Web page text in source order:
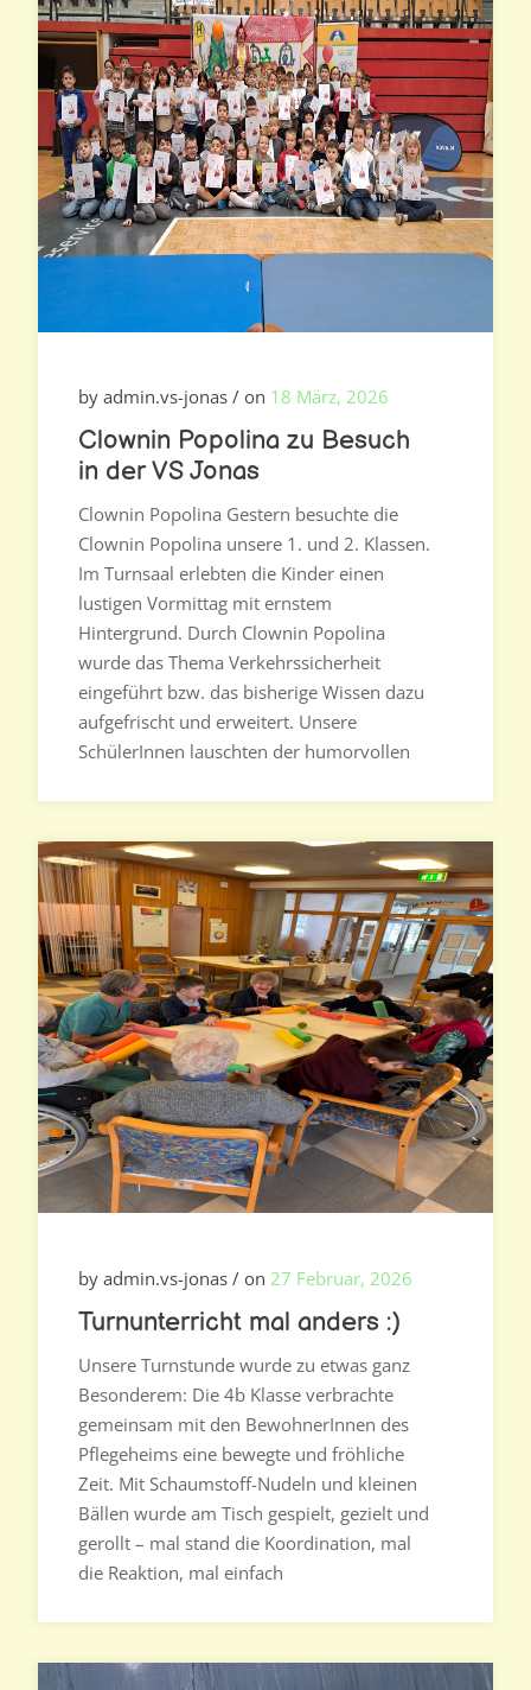
by admin.vs-jonas / on 18 März, 2026
Clownin Popolina zu Besuch
in der VS Jonas
Clownin Popolina Gestern besuchte die
Clownin Popolina unsere 1. und 2. Klassen.
Im Turnsaal erlebten die Kinder einen
lustigen Vormittag mit ernstem
Hintergrund. Durch Clownin Popolina
wurde das Thema Verkehrssicherheit
eingeführt bzw. das bisherige Wissen dazu
aufgefrischt und erweitert. Unsere
SchülerInnen lauschten der humorvollen
by admin.vs-jonas / on 27 Februar, 2026
Turnunterricht mal anders :)
Unsere Turnstunde wurde zu etwas ganz
Besonderem: Die 4b Klasse verbrachte
gemeinsam mit den BewohnerInnen des
Pflegeheims eine bewegte und fröhliche
Zeit. Mit Schaumstoff-Nudeln und kleinen
Bällen wurde am Tisch gespielt, gezielt und
gerollt – mal stand die Koordination, mal
die Reaktion, mal einfach